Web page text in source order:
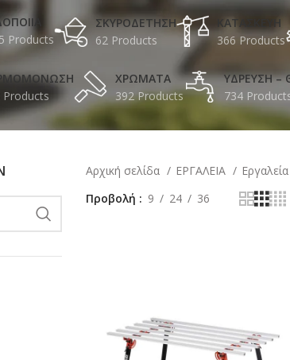
Products
ΣΚΥΡΟΔΕΤΗΣΗ
62 Products
ΚΑΤΑΣΚΕΥΗ
366 Products
Products
ΧΡΩΜΑΤΑ
392 Products
ΥΔΡΕΥΣΗ –
734
Αρχική σελίδα ΕΡΓΑΛΕΙΑ
Προβολή
9 24 36